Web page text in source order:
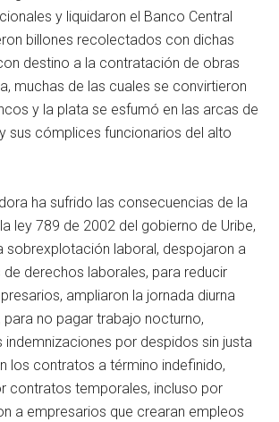
y liquidaron el Banco Central
billones recolectados con dichas
destino a la contratación de obras
muchas de las cuales se convirtieron
y la plata se esfumó en las arcas de
sus cómplices funcionarios del alto
ha sufrido las consecuencias de la
ley 789 de 2002 del gobierno de Uribe,
sobrexplotación laboral, despojaron a
derechos laborales, para reducir
ampliaron la jornada diurna
para no pagar trabajo nocturno,
indemnizaciones por despidos sin justa
los contratos a término indefinido,
contratos temporales, incluso por
a empresarios que crearan empleos